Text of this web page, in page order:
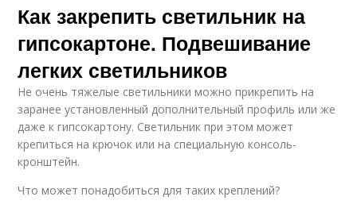
Как закрепить светильник на
гипсокартоне. Подвешивание
легких светильников
Не очень тяжелые светильники можно прикрепить на
заранее установленный дополнительный профиль или же
даже к гипсокартону. Светильник при этом может
крепиться на крючок или на специальную консоль-
кронштейн.
Что может понадобиться для таких креплений?